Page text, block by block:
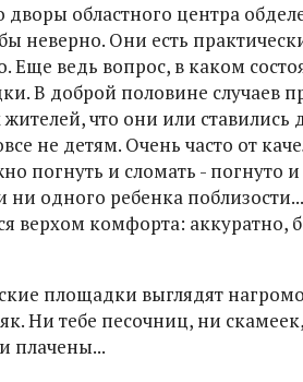
дворы областного центра
неверно. Они есть
Еще ведь вопрос, в каком
В доброй половине случаев
что они или ставились
не детям. Очень часто от
погнуть и сломать - погнуто
ни одного ребенка
верхом комфорта: аккуратно,
площадки выглядят
Ни тебе песочниц, ни
плачены...